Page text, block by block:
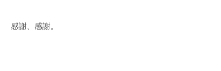
感謝、感謝。